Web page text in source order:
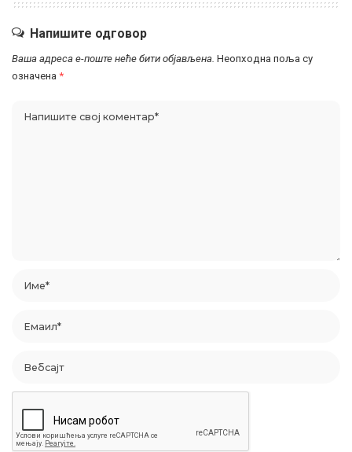
Напишите одговор
Ваша адреса е-поште неће бити објављена. Неопходна поља су
означена *